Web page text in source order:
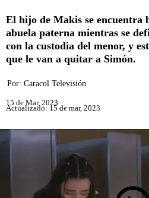
El hijo de Makis se encuentra
abuela paterna mientras se
con la custodia del menor, y
que le van a quitar a Simón.
Por: Caracol Televisión
15 de Mar, 2023
Actualizado: 15 de mar, 2023